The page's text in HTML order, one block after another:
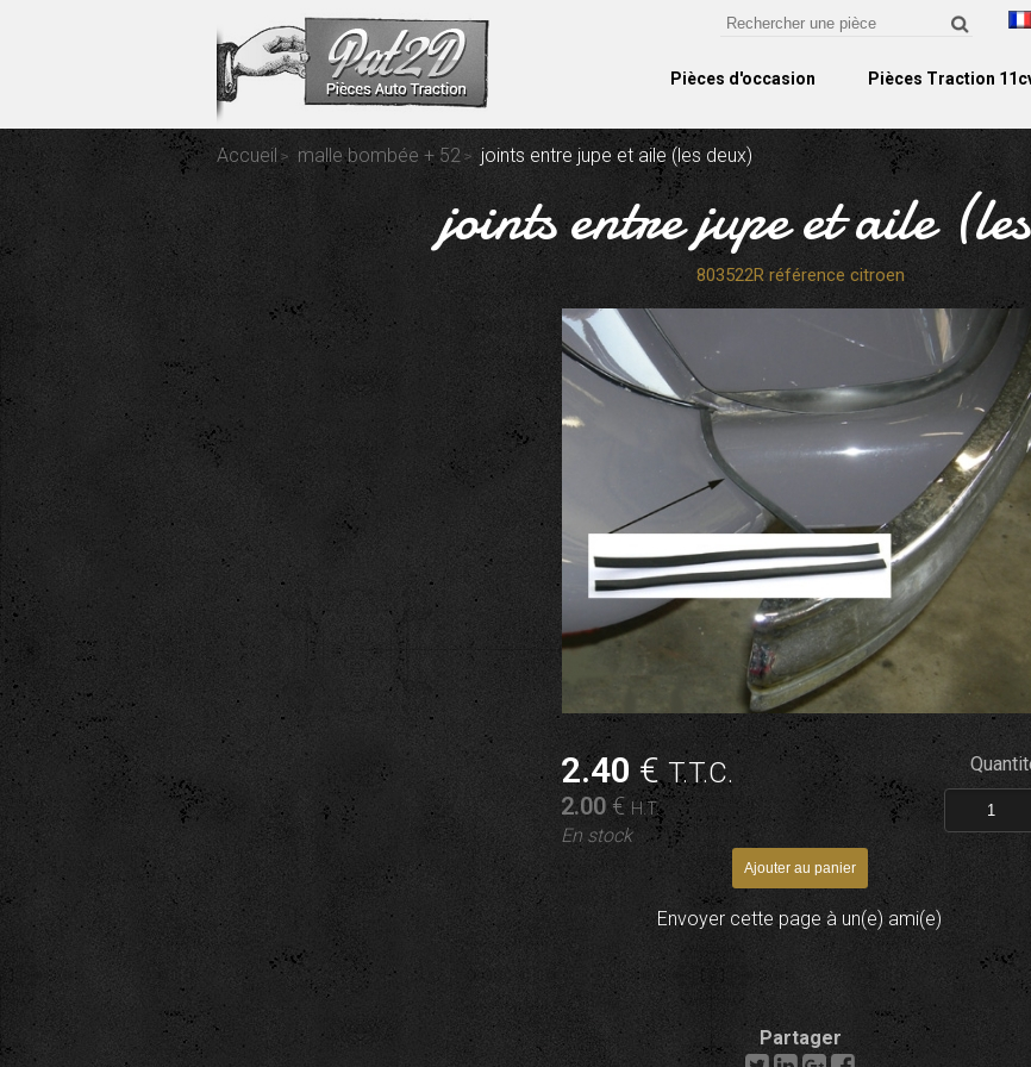
Pièces d'occasion Pièces Traction
Accueil malle bombée + 52 joints entre jupe et aile (les deux)
joints entre jupe et aile
803522R référence citroen
2.40 €T.T.C.
2.00 € H.T.
En stock
Envoyer cette page à un(e) ami(e)
Partager